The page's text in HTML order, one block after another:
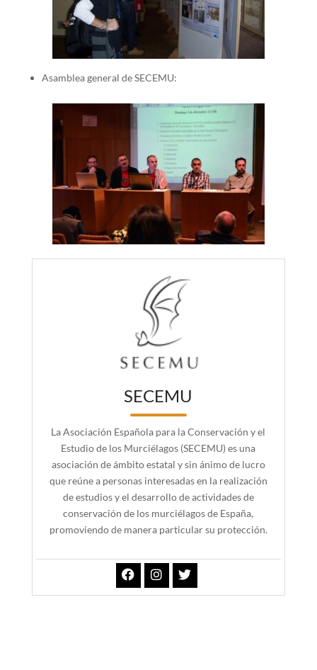
Asamblea general de SECEMU:
SECEMU
La Asociación Española para la Conservación y el
Estudio de los Murciélagos (SECEMU) es una
asociación de ámbito estatal y sin ánimo de lucro
que reúne a personas interesadas en la realización
de estudios y el desarrollo de actividades de
conservación de los murciélagos de España,
promoviendo de manera particular su protección.